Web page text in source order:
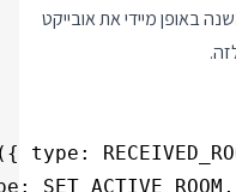
באופן מיידי את אובייקט